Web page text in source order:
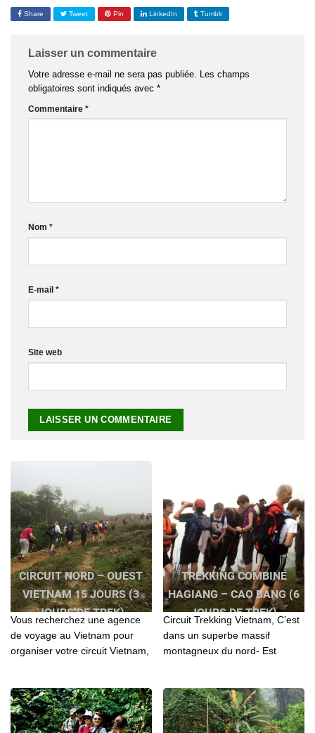
Share Tweet Pin LinkedIn Tumblr
Laisser un commentaire
Votre adresse e-mail ne sera pas publiée.
Les champs
obligatoires sont indiqués avec *
Commentaire *
Nom *
E-mail *
Site web
CIRCUIT NORD – OUEST
VIETNAM 15 JOURS (3
JOURS DE TREK)
Vous recherchez une agence
de voyage au Vietnam pour
organiser votre circuit Vietnam,
pour vos séjours
TREKKING COMBINÉ
HAGIANG – CAO BANG (6
JOURS DE TREK)
Circuit Trekking Vietnam, C’est
dans un superbe massif
montagneux du nord- Est
montagnardes...